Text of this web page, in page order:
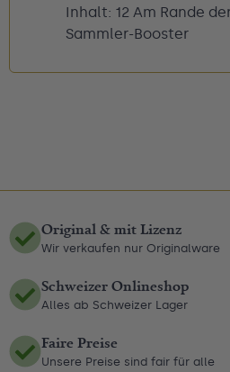
Inhalt: 12 Am Rande
Sammler-Booster
Original & mit Lizenz
Wir verkaufen nur Originalware
Schweizer Onlineshop
Alles ab Schweizer Lager
Faire Preise
Unsere Preise sind fair für alle